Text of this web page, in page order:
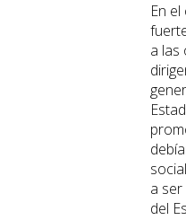
En
a las
a
del